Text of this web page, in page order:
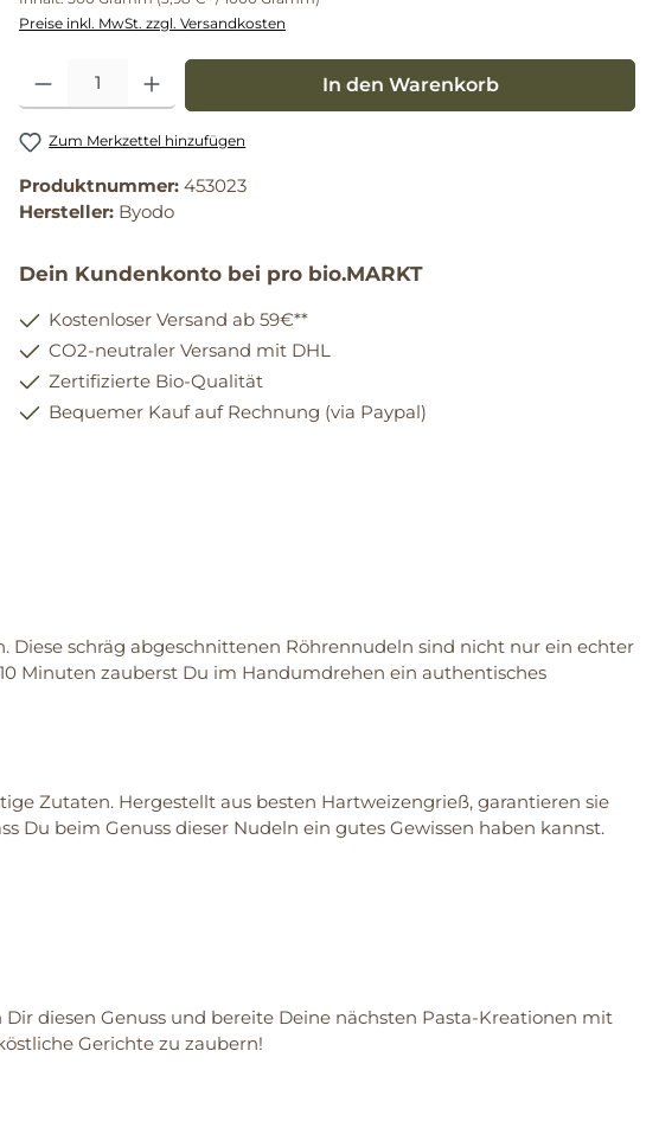
Preise inkl. MwSt. zzgl. Versandkosten
Produkt Anzahl: Gib den gewünschten Wert ein oder benutze die Schaltflächen um die
In den Warenkorb
Zum Merkzettel hinzufügen
Produktnummer: 453023
Hersteller: Byodo
Dein Kundenkonto bei pro bio.MARKT
Kostenloser Versand ab 59€**
CO2-neutraler Versand mit DHL
Zertifizierte Bio-Qualität
Bequemer Kauf auf Rechnung (via Paypal)
Diese schräg abgeschnittenen Röhrennudeln sind nicht nur ein echter
Minuten zauberst Du im Handumdrehen ein authentisches
Zutaten. Hergestellt aus besten Hartweizengrieß, garantieren sie
beim Genuss dieser Nudeln ein gutes Gewissen haben kannst.
diesen Genuss und bereite Deine nächsten Pasta-Kreationen mit
Gerichte zu zaubern!